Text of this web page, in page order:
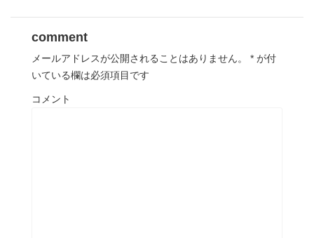
comment
メールアドレスが公開されることはありません。 * が付
いている欄は必須項目です
コメント